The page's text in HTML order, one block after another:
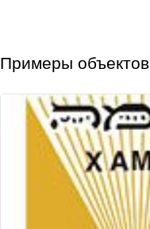
Примеры объектов